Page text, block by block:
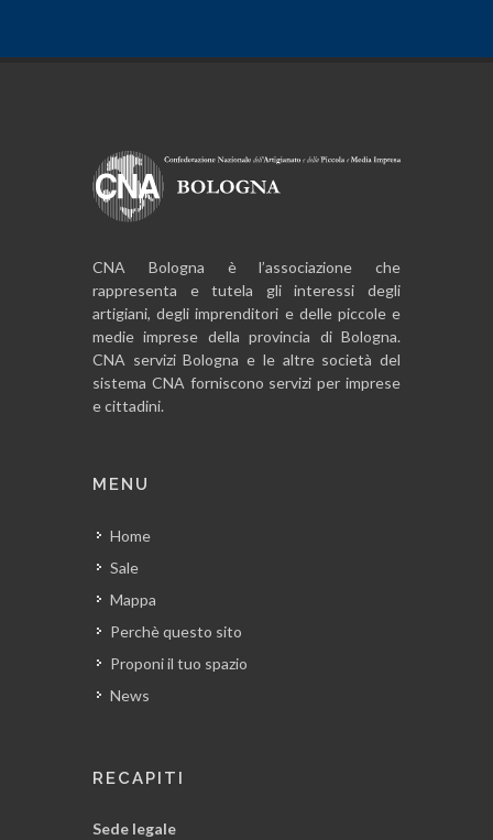
CNA Bologna è l’associazione che
rappresenta e tutela gli interessi degli
artigiani, degli imprenditori e delle piccole e
medie imprese della provincia di Bologna.
CNA servizi Bologna e le altre società del
sistema CNA forniscono servizi per imprese
e cittadini.
MENU
Home
Sale
Mappa
Perchè questo sito
Proponi il tuo spazio
News
RECAPITI
Sede legale